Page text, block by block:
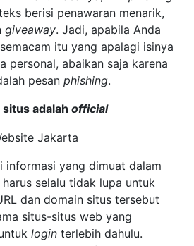
berisi penawaran menarik,
giveaway. Jadi, apabila Anda
itu yang apalagi isinya
personal, abaikan saja karena
pesan phishing.
situs adalah official
informasi yang dimuat dalam
selalu tidak lupa untuk
dan domain situs tersebut
situs-situs web yang
login terlebih dahulu.